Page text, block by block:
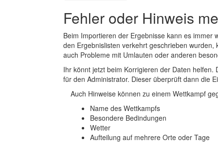
Fehler oder Hinweis
Beim Importieren der Ergebnisse kann es
den Ergebnislisten verkehrt geschrieben
auch Probleme mit Umlauten oder anderen
Ihr könnt jetzt beim Korrigieren der Daten
für den Administrator. Dieser überprüft dann die
Auch Hinweise können zu einem Wettkampf
Name des Wettkampfs
Besondere Bedindungen
Wetter
Aufteilung auf mehrere Orte oder Tage